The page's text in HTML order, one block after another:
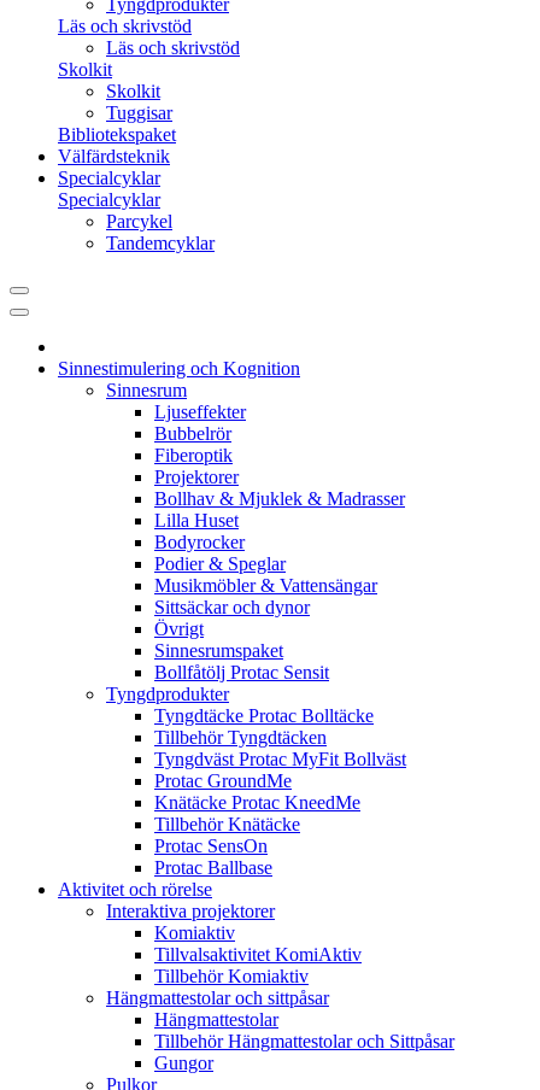
Läs och skrivstöd
Läs och skrivstöd
Skolkit
Skolkit
Tuggisar
Bibliotekspaket
Välfärdsteknik
Specialcyklar
Specialcyklar
Parcykel
Tandemcyklar
Sinnestimulering och Kognition
Sinnesrum
Ljuseffekter
Bubbelrör
Fiberoptik
Projektorer
Bollhav & Mjuklek & Madrasser
Lilla Huset
Bodyrocker
Podier & Speglar
Musikmöbler & Vattensängar
Sittsäckar och dynor
Övrigt
Sinnesrumspaket
Bollfåtölj Protac Sensit
Tyngdprodukter
Tyngdtäcke Protac Bolltäcke
Tillbehör Tyngdtäcken
Tyngdväst Protac MyFit Bollväst
Protac GroundMe
Knätäcke Protac KneedMe
Tillbehör Knätäcke
Protac SensOn
Protac Ballbase
Aktivitet och rörelse
Interaktiva projektorer
Komiaktiv
Tillvalsaktivitet KomiAktiv
Tillbehör Komiaktiv
Hängmattestolar och sittpåsar
Hängmattestolar
Tillbehör Hängmattestolar och Sittpåsar
Gungor
Pulkor